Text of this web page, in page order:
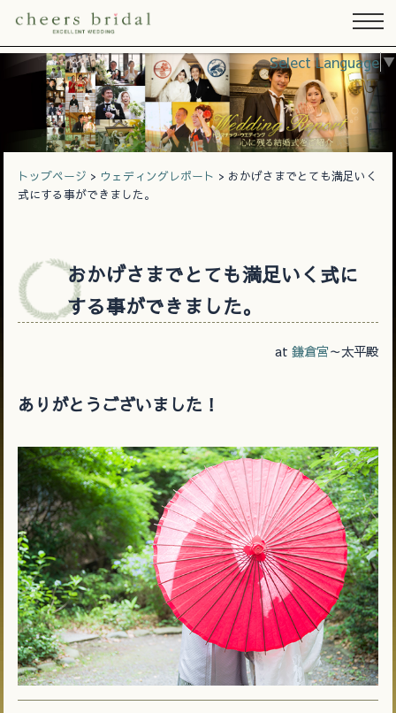
Select Language ▼
トップページ > ウェディングレポート > おかげさまでとても満足いく
式にする事ができました。
おかげさまでとても満足いく式に
する事ができました。
at 鎌倉宮～太平殿
ありがとうございました！